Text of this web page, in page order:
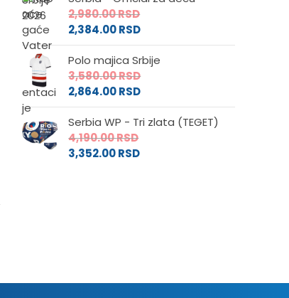
2,980.00RSD
2,384.00RSD
Polo majica Srbije
3,580.00RSD
2,864.00RSD
Serbia WP - Tri zlata (TEGET)
4,190.00RSD
3,352.00RSD